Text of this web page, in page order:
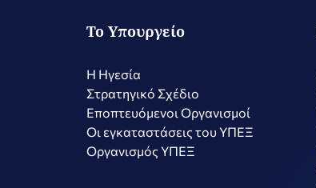
Το Υπουργείο
Η Ηγεσία
Στρατηγικό Σχέδιο
Εποπτευόμενοι Οργανισμοί
Οι εγκαταστάσεις του ΥΠΕΞ
Οργανισμός ΥΠΕΞ